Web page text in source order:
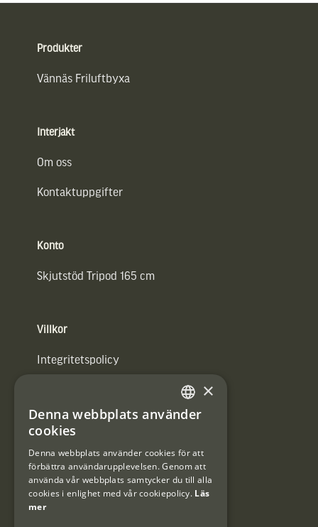
Produkter
Vännäs Friluftbyxa
Interjakt
Om oss
Kontaktuppgifter
Konto
Skjutstöd Tripod 165 cm
Villkor
Integritetspolicy
#Interjaktfamily
Kundklubb
Information om kundklubben.
SWEDISH
×
Denna webbplats använder
cookies
Denna webbplats använder cookies för att
förbättra användarupplevelsen. Genom att
använda vår webbplats samtycker du till alla
cookies i enlighet med vår cookiepolicy. Läs
mer